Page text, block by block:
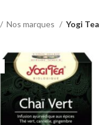
Nos marques Yogi Tea